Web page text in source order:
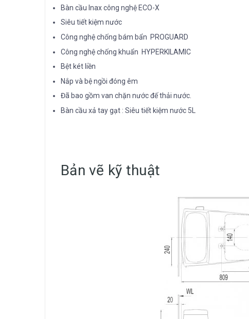
Bàn cầu Inax công nghệ ECO-X
Siêu tiết kiệm nước
Công nghệ chống bám bẩn PROGUARD
Công nghệ chống khuẩn HYPERKILAMIC
Bệt két liền
Nắp và bệ ngồi đóng êm
Đã bao gồm van chặn nước đế thải nước.
Bàn cầu xả tay gạt : Siêu tiết kiệm nước 5L
Bản vẽ kỹ thuật